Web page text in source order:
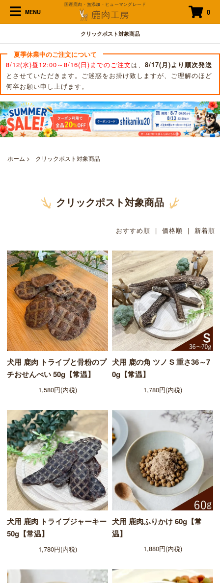
MENU
国産鹿肉・無添加・ヒューマングレード
0
クリックポスト対象商品
夏季休業中のご注文について
8/12(水)昼12:00～8/16(日)までのご注文は、 8/17(月)より順次発送
とさせていただきます。ご迷惑をお掛け致しますが、ご理解のほど
何卒お願い申し上げます。
ホーム > クリックポスト対象商品
クリックポスト対象商品
おすすめ順 | 価格順 | 新着順
犬用 鹿肉 トライプと骨粉のプ
チおせんべい 50g【常温】
1,580円(内税)
犬用 鹿の角 ツノ S 重さ36～7
0g【常温】
1,780円(内税)
犬用 鹿肉 トライプジャーキー
50g【常温】
1,780円(内税)
犬用 鹿肉ふりかけ 60g【常
温】
1,880円(内税)